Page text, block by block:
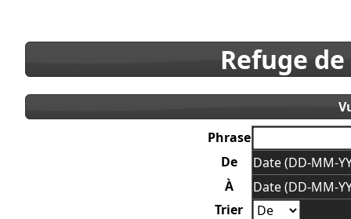
Refuge
Phrase
De
Date (DD-MM-
À
Date (DD-MM-
Trier